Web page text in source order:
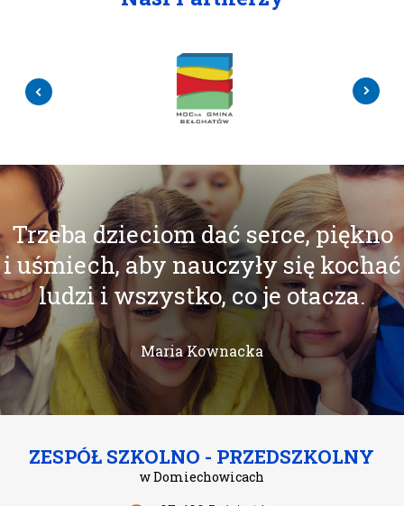
Trzeba dzieciom dać serce, piękno
i uśmiech, aby nauczyły się kochać
ludzi i wszystko, co je otacza.
Maria Kownacka
ZESPÓŁ SZKOLNO - PRZEDSZKOLNY
w Domiechowicach